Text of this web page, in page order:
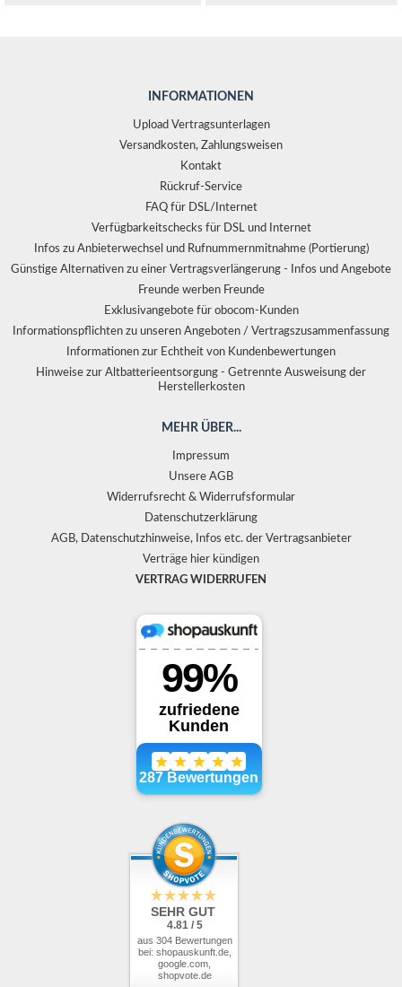
INFORMATIONEN
Upload Vertragsunterlagen
Versandkosten, Zahlungsweisen
Kontakt
Rückruf-Service
FAQ für DSL/Internet
Verfügbarkeitschecks für DSL und Internet
Infos zu Anbieterwechsel und Rufnummernmitnahme (Portierung)
Günstige Alternativen zu einer Vertragsverlängerung - Infos und Angebote
Freunde werben Freunde
Exklusivangebote für obocom-Kunden
Informationspflichten zu unseren Angeboten / Vertragszusammenfassung
Informationen zur Echtheit von Kundenbewertungen
Hinweise zur Altbatterieentsorgung - Getrennte Ausweisung der
Herstellerkosten
MEHR ÜBER...
Impressum
Unsere AGB
Widerrufsrecht & Widerrufsformular
Datenschutzerklärung
AGB, Datenschutzhinweise, Infos etc. der Vertragsanbieter
Verträge hier kündigen
VERTRAG WIDERRUFEN
SEHR GUT
4.81 / 5
aus 304 Bewertungen
bei: shopauskunft.de,
google.com,
shopvote.de